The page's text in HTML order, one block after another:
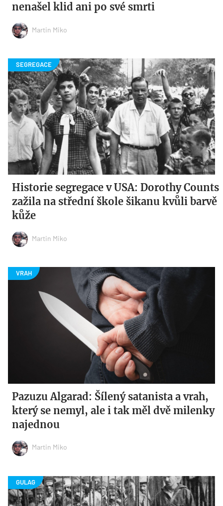
nenašel klid ani po své smrti
Martin Miko
Historie segregace v USA: Dorothy Counts
zažila na střední škole šikanu kvůli barvě
kůže
Martin Miko
Pazuzu Algarad: Šílený satanista a vrah,
který se nemyl, ale i tak měl dvě milenky
najednou
Martin Miko